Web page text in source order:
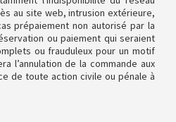
au site web, intrusion extérieure,
prépaiement non autorisé par la
ou paiement qui seraient
ou frauduleux pour un motif
l’annulation de la commande aux
de toute action civile ou pénale à